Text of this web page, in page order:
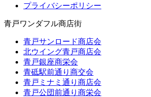
プライバシーポリシー
青戸ワンダフル商店街
青戸サンロード商店会
北ウイング青戸商店会
青戸銀座商栄会
青砥駅前通り商交会
青戸ミナミ通り商店会
青戸公団前通り商栄会